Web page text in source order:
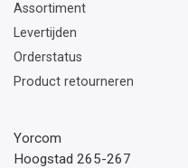
Assortiment
Levertijden
Orderstatus
Product retourneren
Yorcom
Hoogstad 265-267